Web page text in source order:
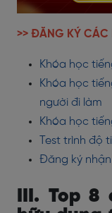
>> ĐĂNG KÝ CÁC
Khóa học
Khóa học
người đi làm
Khóa học
Test trình độ
Đăng ký
III. Top 8